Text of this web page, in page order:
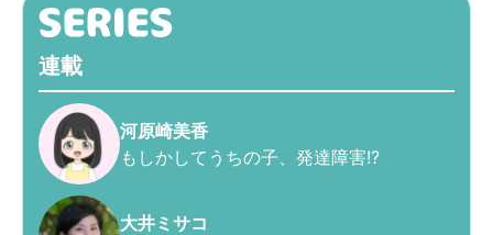
連載
河原崎美香
もしかしてうちの子、発達障害!?
大井ミサコ